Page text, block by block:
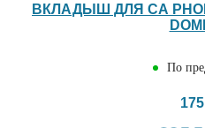
ВКЛАДЫШ ДЛЯ СА
По